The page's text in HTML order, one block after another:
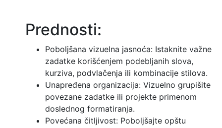
Prednosti:
Poboljšana vizuelna jasnoća: Istaknite važne
zadatke korišćenjem podebljanih slova,
kurziva, podvlačenja ili kombinacije stilova.
Unapređena organizacija: Vizuelno grupišite
povezane zadatke ili projekte primenom
doslednog formatiranja.
Povećana čitljivost: Poboljšajte opštu